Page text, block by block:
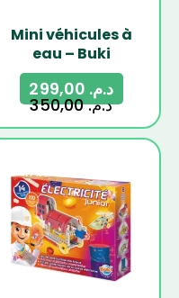
Mini véhicules à
eau – Buki
د.م.350,00
د.م.
-17%